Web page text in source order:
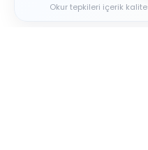
Okur tepkileri içerik